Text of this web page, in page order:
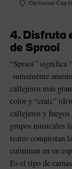
Optional
4. Disfruta
de Spraoi
“Spraoi” significa
sumamente
callejeros más
color y “craic”
callejeros y
grupos musicales
teatro conquistan
culminan en un
Es el tipo de